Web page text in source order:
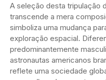
A seleção desta tripulação
transcende a mera
simboliza uma mudança
exploração espacial.
predominantemente
astronautas americanos
reflete uma sociedade